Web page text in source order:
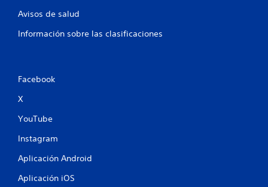
Avisos de salud
Información sobre las clasificaciones
Facebook
X
YouTube
Instagram
Aplicación Android
Aplicación iOS